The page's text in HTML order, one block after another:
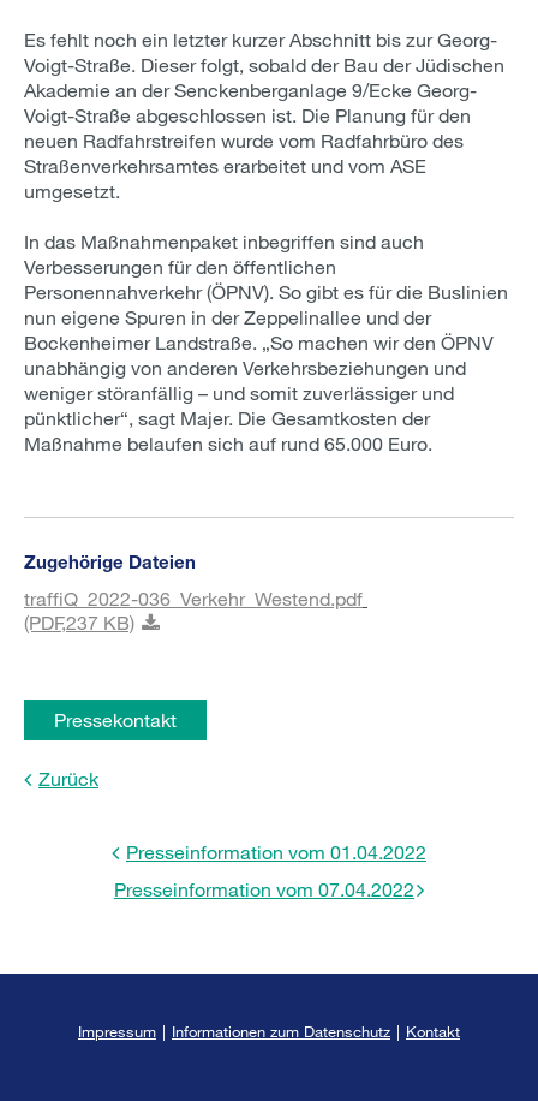
Es fehlt noch ein letzter kurzer Abschnitt bis zur Georg-
Voigt-Straße. Dieser folgt, sobald der Bau der Jüdischen
Akademie an der Senckenberganlage 9/Ecke Georg-
Voigt-Straße abgeschlossen ist. Die Planung für den
neuen Radfahrstreifen wurde vom Radfahrbüro des
Straßenverkehrsamtes erarbeitet und vom ASE
umgesetzt.
In das Maßnahmenpaket inbegriffen sind auch
Verbesserungen für den öffentlichen
Personennahverkehr (ÖPNV). So gibt es für die Buslinien
nun eigene Spuren in der Zeppelinallee und der
Bockenheimer Landstraße. „So machen wir den ÖPNV
unabhängig von anderen Verkehrsbeziehungen und
weniger störanfällig – und somit zuverlässiger und
pünktlicher“, sagt Majer. Die Gesamtkosten der
Maßnahme belaufen sich auf rund 65.000 Euro.
Zugehörige Dateien
traffiQ_2022-036_Verkehr_Westend.pdf
(PDF,237 KB)
Pressekontakt
Zurück
Presseinformation vom 01.04.2022
Presseinformation vom 07.04.2022
Impressum | Informationen zum Datenschutz | Kontakt